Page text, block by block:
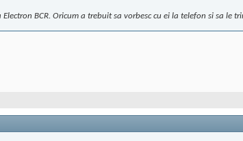
BCR. Oricum a trebuit sa vorbesc cu ei la telefon si sa le